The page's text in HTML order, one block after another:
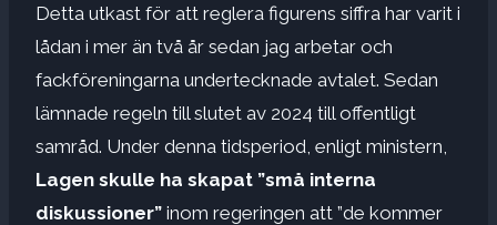
Detta utkast för att reglera figurens siffra har varit i
lådan i mer än två år sedan jag arbetar och
fackföreningarna undertecknade avtalet. Sedan
lämnade regeln till slutet av 2024 till offentligt
samråd. Under denna tidsperiod, enligt ministern,
Lagen skulle ha skapat ”små interna
diskussioner” inom regeringen att ”de kommer